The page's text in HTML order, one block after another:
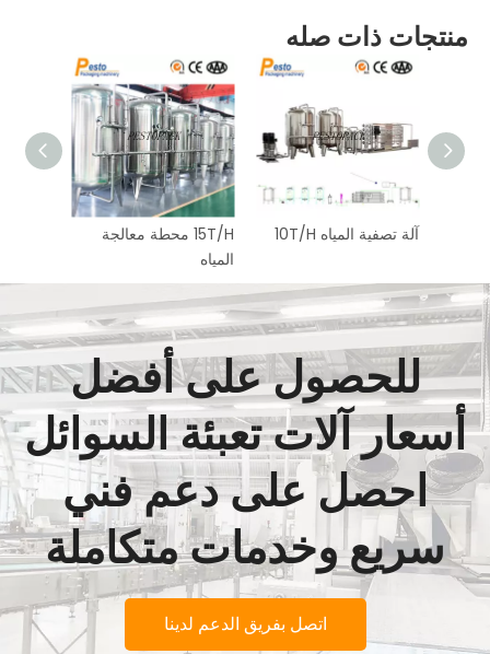
منتجات ذات صله
15T/H محطة معالجة
المياه
آلة تصفية المياه 10T/H
للحصول على أفضل
أسعار آلات تعبئة السوائل
احصل على دعم فني
سريع وخدمات متكاملة
اتصل بفريق الدعم لدينا